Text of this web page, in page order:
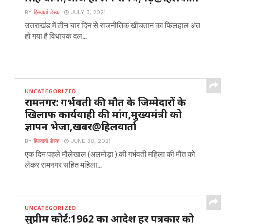
BYहिलवार्ता डेस्क JULY 3, 2021
उत्तराखंड में तीन चार दिन से राजनीतिक खींचतान का फिलहाल अंत
हो गया है विधायक दल...
UNCATEGORIZED
रामनगर: गर्भवती की मौत के जिम्मेदारों के
खिलाफ कार्यवाही की मांग,मुख्यमंत्री को
ज्ञापन भेजा,खबर@हिलवार्ता
BYहिलवार्ता डेस्क JUNE 30, 2021
एक दिन पहले मौलेखाल (अलमोड़ा ) की गर्भवती महिला की मौत को
लेकर रामनगर सहित महिला...
UNCATEGORIZED
सुप्रीम कोर्ट:1962 का आदेश हर पत्रकार को